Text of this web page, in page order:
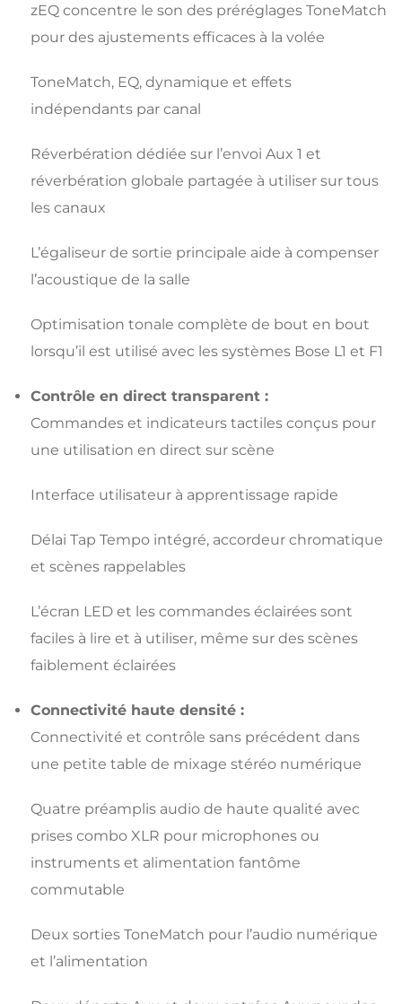
zEQ concentre le son des préréglages ToneMatch
pour des ajustements efficaces à la volée
ToneMatch, EQ, dynamique et effets
indépendants par canal
Réverbération dédiée sur l’envoi Aux 1 et
réverbération globale partagée à utiliser sur tous
les canaux
L’égaliseur de sortie principale aide à compenser
l’acoustique de la salle
Optimisation tonale complète de bout en bout
lorsqu’il est utilisé avec les systèmes Bose L1 et F1
Contrôle en direct transparent :
Commandes et indicateurs tactiles conçus pour
une utilisation en direct sur scène
Interface utilisateur à apprentissage rapide
Délai Tap Tempo intégré, accordeur chromatique
et scènes rappelables
L’écran LED et les commandes éclairées sont
faciles à lire et à utiliser, même sur des scènes
faiblement éclairées
Connectivité haute densité :
Connectivité et contrôle sans précédent dans
une petite table de mixage stéréo numérique
Quatre préamplis audio de haute qualité avec
prises combo XLR pour microphones ou
instruments et alimentation fantôme
commutable
Deux sorties ToneMatch pour l’audio numérique
et l’alimentation